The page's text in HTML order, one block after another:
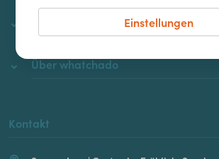
Über whatchado
Kontakt
Einstellungen